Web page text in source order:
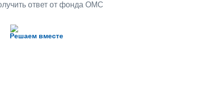
Решаем вместе
ответ от фонда ОМС